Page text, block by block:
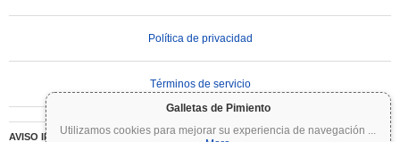
Galletas de Pimiento
Utilizamos cookies para mejorar su experiencia de navegación ...
Política de privacidad
Términos de servicio
AVISO IMPORTANTE:Las criptomonedas son altamente volátiles e implican un riesgo